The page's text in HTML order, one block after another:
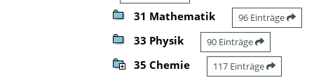
31 Mathematik 96 Einträge
33 Physik 90 Einträge
35 Chemie 117 Einträge